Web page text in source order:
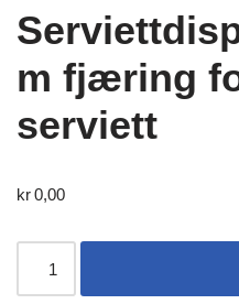
m fjæring
serviett
kr0,00